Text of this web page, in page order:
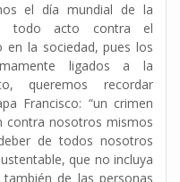
el día mundial de la
todo acto contra el
en la sociedad, pues los
ligados a la
queremos recordar
Francisco: “un crimen
contra nosotros mismos
de todos nosotros
que no incluya
de las personas